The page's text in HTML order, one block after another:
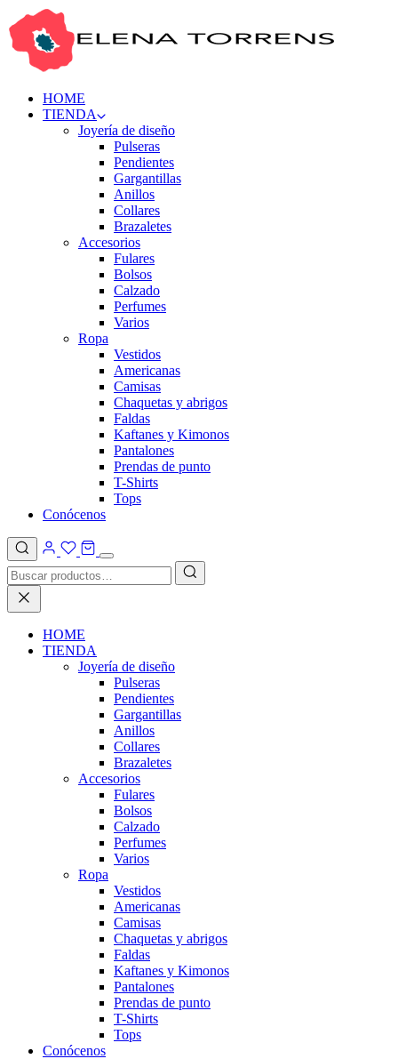
HOME
TIENDA
Joyería de diseño
Pulseras
Pendientes
Gargantillas
Anillos
Collares
Brazaletes
Accesorios
Fulares
Bolsos
Calzado
Perfumes
Varios
Ropa
Vestidos
Americanas
Camisas
Chaquetas y abrigos
Faldas
Kaftanes y Kimonos
Pantalones
Prendas de punto
T-Shirts
Tops
Conócenos
HOME
TIENDA
Joyería de diseño
Pulseras
Pendientes
Gargantillas
Anillos
Collares
Brazaletes
Accesorios
Fulares
Bolsos
Calzado
Perfumes
Varios
Ropa
Vestidos
Americanas
Camisas
Chaquetas y abrigos
Faldas
Kaftanes y Kimonos
Pantalones
Prendas de punto
T-Shirts
Tops
Conócenos